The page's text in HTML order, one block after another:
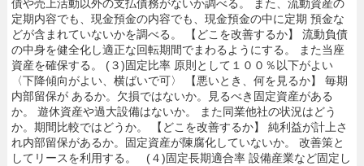
債や売上活動以外の支払債務がないか調べる。 また、流動資産の
定期内容でも、現金預金の内容でも、現金預金の中に定期 預金な
どが含まれていないかを調べる。 【どこを改善するか】 流動負債
の中身を健全化し適正な回転期間でまわるようにする。 また当座
資産を確保する。 (３)固定比率 原則として１００％以下がよい
〈下降傾向がよい、横ばいで可〉 【悪いとき、何を見るか】 毎期
内部留保が あるか。欠損ではないか。見るべき固定資産がある
か。 遊休資産や過大設備はないか。 また同業他社の状況はどう
か。期間比較ではどうか。 【どこを改善するか】 純利益が計上さ
れ内部留保があるか。固定資産が陳腐化していないか。 改善策と
してリースを利用する。 (４)固定長期適合率 設備産業など固定し